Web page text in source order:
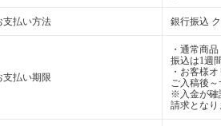
支払い方法 銀行振込
支払い期限
・通常商品
振込は1週
・お客様
ご入稿後
※入金が確
請求となり